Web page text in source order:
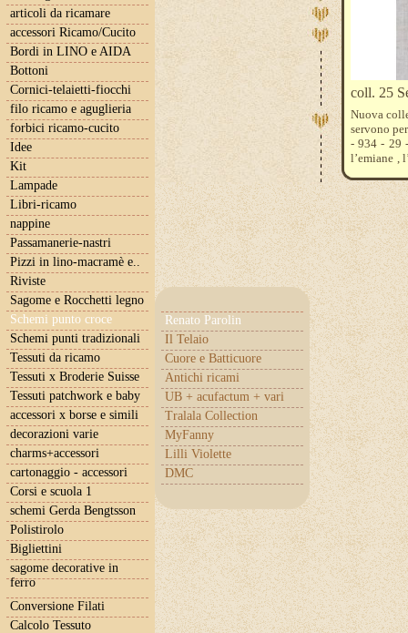
articoli da ricamare
accessori Ricamo/Cucito
Bordi in LINO e AIDA
Bottoni
Cornici-telaietti-fiocchi
filo ricamo e aguglieria
forbici ricamo-cucito
Idee
Kit
Lampade
Libri-ricamo
nappine
Passamanerie-nastri
Pizzi in lino-macramè e..
Riviste
Sagome e Rocchetti legno
Schemi punto croce
Renato Parolin
Il Telaio
Cuore e Batticuore
Antichi ricami
UB + acufactum + vari
Tralala Collection
MyFanny
Lilli Violette
DMC
Schemi punti tradizionali
Tessuti da ricamo
Tessuti x Broderie Suisse
Tessuti patchwork e baby
accessori x borse e simili
decorazioni varie
charms+accessori
cartonaggio - accessori
Corsi e scuola 1
schemi Gerda Bengtsson
Polistirolo
Bigliettini
sagome decorative in
ferro
Conversione Filati
Calcolo Tessuto
coll. 25
Nuova
servono
- 934 - 29
l’emiane ,
cosa